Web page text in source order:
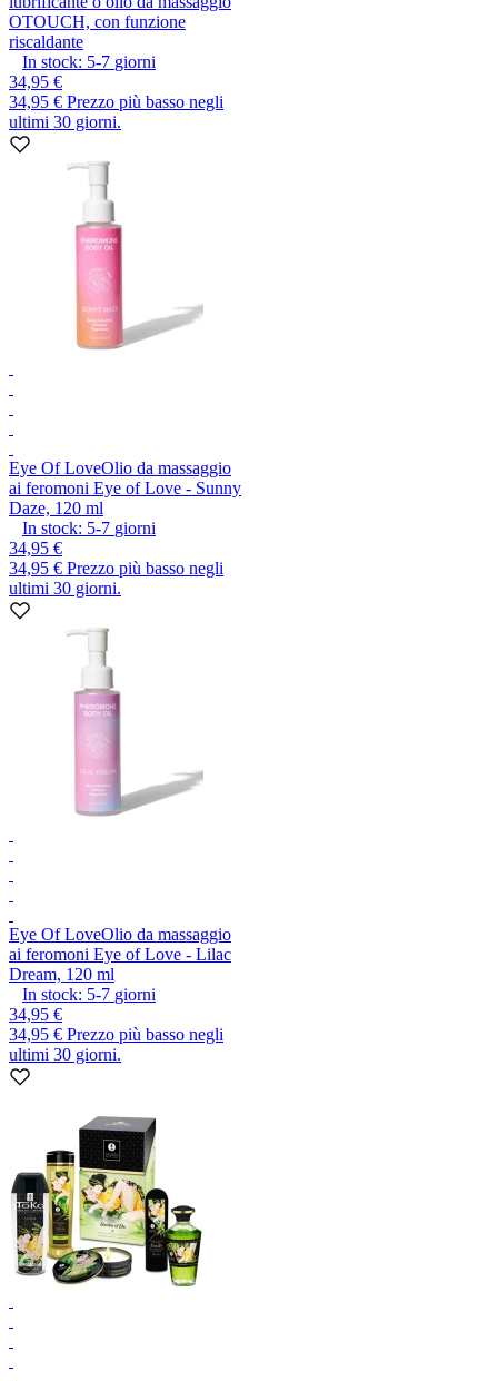
OTOUCH, con funzione
riscaldante
In stock: 5-7 giorni
34,95 €
34,95 € Prezzo più basso negli
ultimi 30 giorni.
Eye Of LoveOlio da massaggio
ai feromoni Eye of Love - Sunny
Daze, 120 ml
In stock: 5-7 giorni
34,95 €
34,95 € Prezzo più basso negli
ultimi 30 giorni.
Eye Of LoveOlio da massaggio
ai feromoni Eye of Love - Lilac
Dream, 120 ml
In stock: 5-7 giorni
34,95 €
34,95 € Prezzo più basso negli
ultimi 30 giorni.